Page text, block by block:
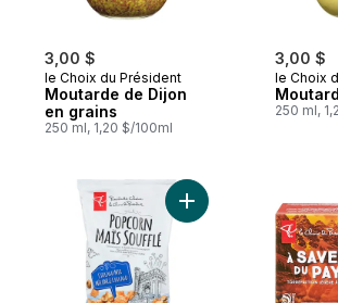
3,00 $
le Choix du Président
Moutarde de Dijon
en grains
250 ml, 1,20 $/100ml
3,00 $
le Choix
250 ml,
Ajouter Maïs soufflé